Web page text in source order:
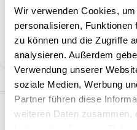
Wir verwenden Cookies,
personalisieren, Funktionen
zu können und die Zugriffe
analysieren. Außerdem
Verwendung unserer
soziale Medien, Werbung
Partner führen diese
weiteren Daten zusammen,
Kategorie: Pizzaöfen
Teilen: